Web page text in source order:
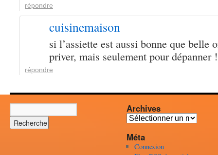
répondre
cuisinemaison
si l’assiette est aussi bonne que belle
priver, mais seulement pour dépanner
répondre
Archives
Archives
Méta
Connexion